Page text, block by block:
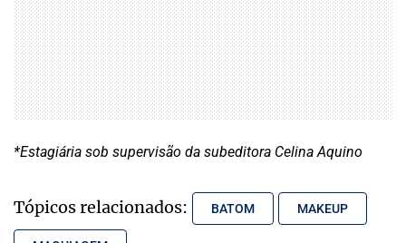
*Estagiária sob supervisão da subeditora Celina Aquino
Tópicos relacionados: BATOM MAKEUP